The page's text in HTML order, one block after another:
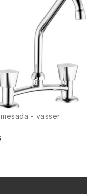
mesada - vasser